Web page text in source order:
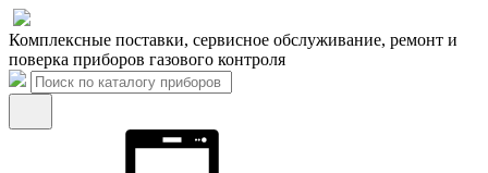
Комплексные поставки, сервисное обслуживание, ремонт и
поверка приборов газового контроля